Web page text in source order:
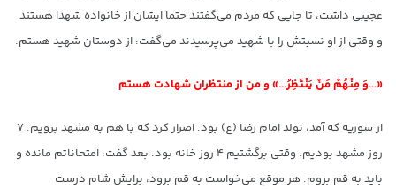
عجیبی داشت، تا جایی که مردم می‌گفتند حتما ایشان از خانواده شهدا هستند
و وقتی از او نسبتش را با شهید می‌پرسیدند می‌گفت: از دوستان شهید هستم.
«…وَ مِنْهُمْ مَنْ یَنْتَظِرُ…» و من از منتظران شهادت هستم
از سوریه که آمد، تولد امام رضا (ع) بود. اصرار کرد که با هم به مشهد برویم. ٧
روز مشهد بودیم. وقتی برگشتیم ۴ روز خانه بود. بعد گفت: امتحاناتم مانده و
باید به قم بروم. هر موقع می‌خواست به قم برود، برایش شام درست